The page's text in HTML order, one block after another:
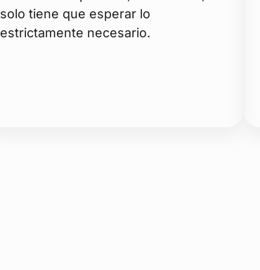
solo tiene que esperar lo
estrictamente necesario.